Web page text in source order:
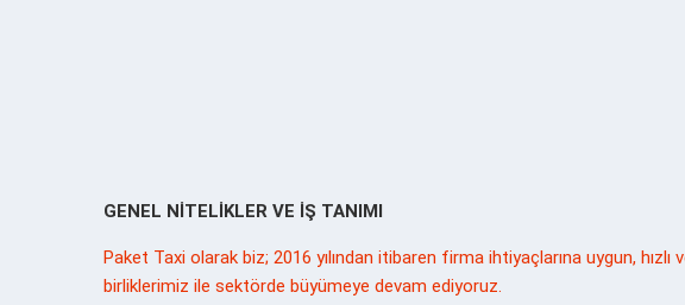
GENEL NİTELİKLER VE İŞ TANIMI
Paket Taxi olarak biz; 2016 yılından itibaren firma ihtiyaçlarına uygun,
birliklerimiz ile sektörde büyümeye devam ediyoruz.